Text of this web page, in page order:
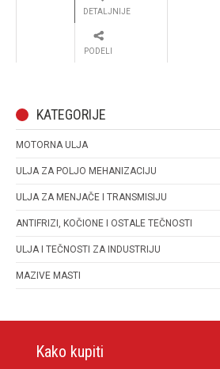
DETALJNIJE
PODELI
KATEGORIJE
MOTORNA ULJA
ULJA ZA POLJO MEHANIZACIJU
ULJA ZA MENJAČE I TRANSMISIJU
ANTIFRIZI, KOČIONE I OSTALE TEČNOSTI
ULJA I TEČNOSTI ZA INDUSTRIJU
MAZIVE MASTI
Kako kupiti